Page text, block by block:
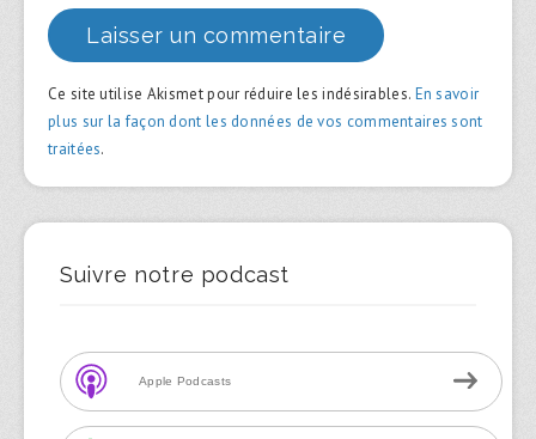
Ce site utilise Akismet pour réduire les indésirables. En savoir
plus sur la façon dont les données de vos commentaires sont
traitées.
Suivre notre podcast
Apple Podcasts